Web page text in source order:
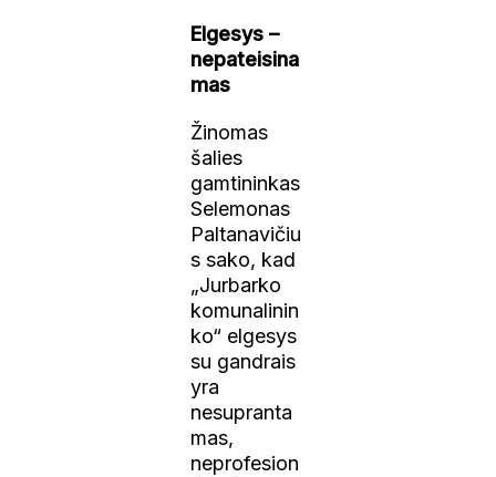
Elgesys –
nepateisina
mas
Žinomas
šalies
gamtininkas
Selemonas
Paltanavičiu
s sako, kad
„Jurbarko
komunalinin
ko“ elgesys
su gandrais
yra
nesupranta
mas,
neprofesion